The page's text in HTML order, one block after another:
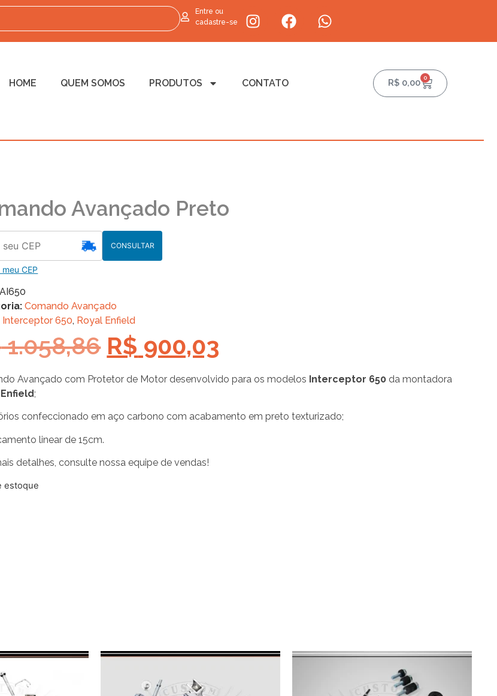
Entre ou
cadastre-se
HOME QUEM SOMOS PRODUTOS CONTATO R$ 0,00 0
Avançado Preto
CONSULTAR
CEP
Comando Avançado
Interceptor 650, Royal Enfield
1.058,86 R$ 900,03
Avançado com Protetor de Motor desenvolvido para os modelos Interceptor 650 da montadora
;
confeccionado em aço carbono com acabamento em preto texturizado;
linear de 15cm.
detalhes, consulte nossa equipe de vendas!
estoque